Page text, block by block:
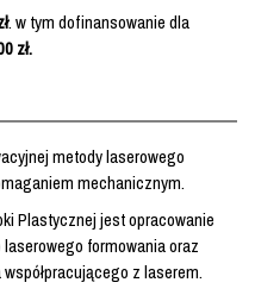
. w tym dofinansowanie dla
zł.
metody laserowego
mechanicznym.
Plastycznej jest opracowanie
formowania oraz
z laserem.